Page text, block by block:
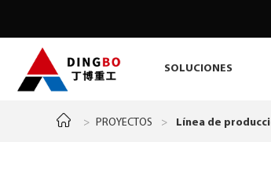
SOLUCIONES
> PROYECTOS > Línea de